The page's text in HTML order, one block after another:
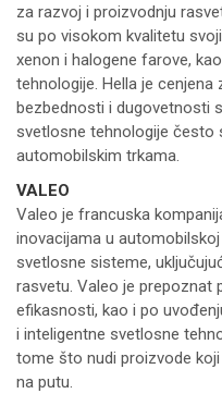
za razvoj i proizvodnju
su po visokom kvalitetu
xenon i halogene farove,
tehnologije. Hella je
bezbednosti i dugovetnosti
svetlosne tehnologije često
automobilskim trkama.
VALEO
Valeo je francuska
inovacijama u
svetlosne sisteme,
rasvetu. Valeo je prepoznat
efikasnosti, kao i po
i inteligentne svetlosne
tome što nudi proizvode
na putu.